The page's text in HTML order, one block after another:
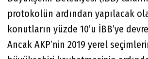
protokolün ardından yapılacak
konutların yüzde 10’u İBB’ye
Ancak AKP’nin 2019 yerel